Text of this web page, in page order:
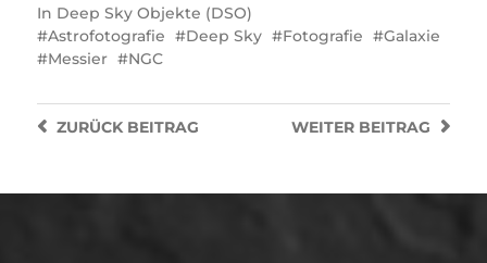
In Deep Sky Objekte (DSO)
Astrofotografie
Deep Sky Fotografie
Galaxie
Messier
NGC
WEITER BEITRAG
ZURÜCKBEITRAG